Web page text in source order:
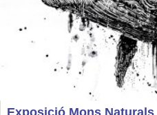
Exposició Mons Naturals